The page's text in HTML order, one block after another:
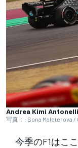
Andrea Kimi
写真：: Sona Maleterova /
今季のF1はこ